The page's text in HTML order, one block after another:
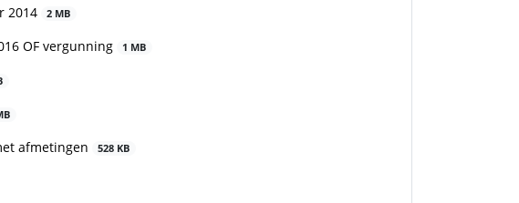
2014 2 MB
OF vergunning 1 MB
afmetingen 528 KB